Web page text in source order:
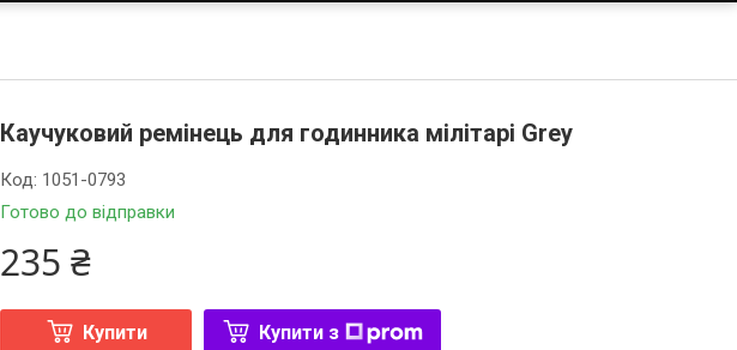
Каучуковий ремінець для годинника мілітарі Grey
Готово до відправки
Код: 1051-0793
235 ₴
Купити Купити з